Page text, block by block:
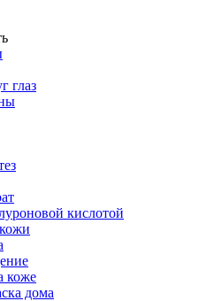
глаз
кислотой
коже
дома